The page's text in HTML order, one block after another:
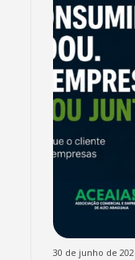
30 de junho de